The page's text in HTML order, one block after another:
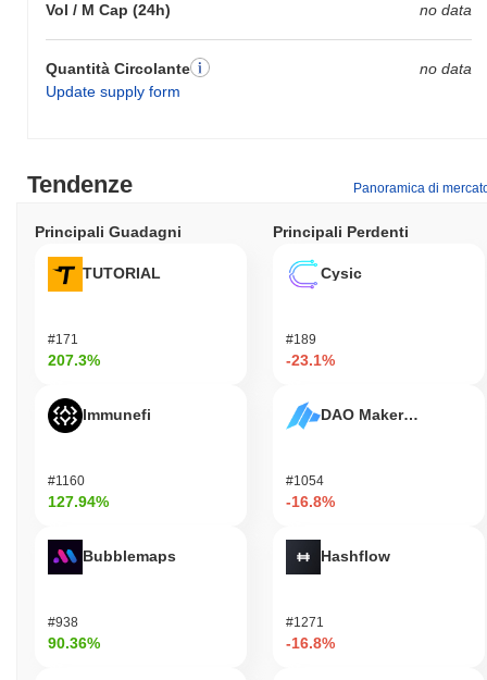
Vol / M Cap (24h) no data
Quantità Circolante
Update supply form
no data
Tendenze Panoramica di
Principali Guadagni
TUTORIAL
#171
207.3%
Immunefi
#1160
127.94%
Bubblemaps
#938
90.36%
Principali Perdenti
Cysic
#189
-23.1%
DAO Maker Token
#1054
-16.8%
Hashflow
#1271
-16.8%